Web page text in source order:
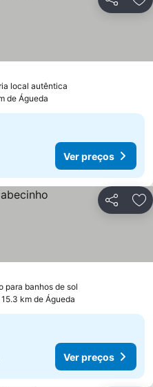
Partilhar
local autêntica
de Águeda
Ver preços
Partilhar
para banhos de sol
km de Águeda
Ver preços